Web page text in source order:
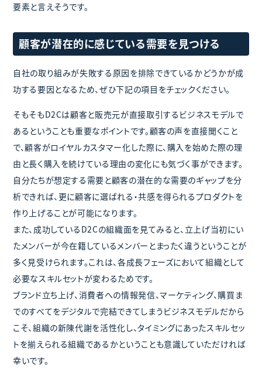
要素と言えそうです。
顧客が潜在的に感じている需要を見つける
自社の取り組みが失敗する原因を排除できているかどうかが成
功する要因となるため、ぜひ下記の項目をチェックください。
そもそもD2Cは顧客と販売元が直接取引するビジネスモデルで
あるということも重要なポイントです。顧客の声を直接聞くこと
で、顧客がロイヤルカスタマー化した際に、購入を始めた際の理
由と長く購入を続けている理由の変化にも気づく事ができます。
自分たちが想定する需要と顧客の潜在的な需要のギャップを分
析できれば、更に顧客に選ばれる・共感を得られるプロダクトを
作り上げることが可能になります。
また、成功しているD2Cの組織面を見てみると、立上げ当初にい
たメンバーが今在籍しているメンバーとまったく違うということが
多く見受けられます。これは、各成長フェーズにおいて組織として
必要なスキルセットが変わるためです。
ブランド立ち上げ、消費者への情報発信、マーケティング、購買ま
でのすべてをデジタルで完結できてしまうビジネスモデルだから
こそ、組織の新陳代謝を活性化し、タイミングにあったスキルセッ
トを揃えられる組織であるかということも意識していただければ
幸いです。